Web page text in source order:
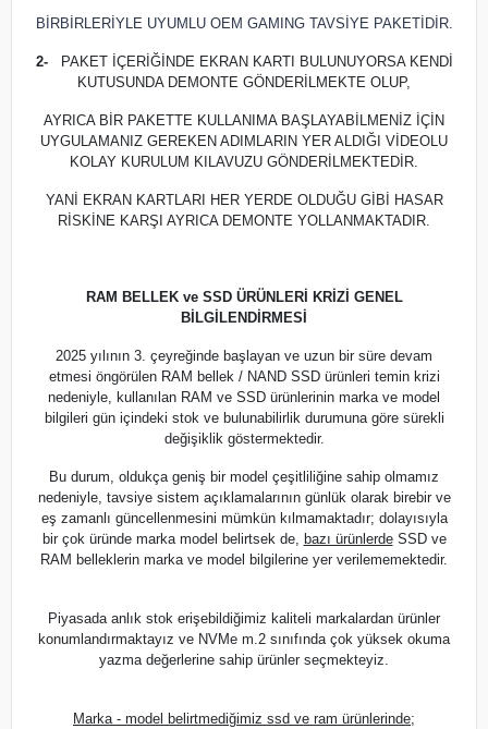
BİRBİRLERİYLE UYUMLU OEM GAMING TAVSİYE PAKETİDİR.
2-
PAKET İÇERİĞİNDE EKRAN KARTI BULUNUYORSA KENDİ
KUTUSUNDA DEMONTE GÖNDERİLMEKTE OLUP,
AYRICA BİR PAKETTE KULLANIMA BAŞLAYABİLMENİZ İÇİN
UYGULAMANIZ GEREKEN ADIMLARIN YER ALDIĞI VİDEOLU
KOLAY KURULUM KILAVUZU GÖNDERİLMEKTEDİR.
YANİ EKRAN KARTLARI HER YERDE OLDUĞU GİBİ HASAR
RİSKİNE KARŞI AYRICA DEMONTE YOLLANMAKTADIR.
RAM BELLEK ve SSD ÜRÜNLERİ KRİZİ GENEL
BİLGİLENDİRMESİ
2025 yılının 3. çeyreğinde başlayan ve uzun bir süre devam
etmesi öngörülen RAM bellek / NAND SSD ürünleri temin krizi
nedeniyle, kullanılan RAM ve SSD ürünlerinin marka ve model
bilgileri gün içindeki stok ve bulunabilirlik durumuna göre sürekli
değişiklik göstermektedir.
Bu durum, oldukça geniş bir model çeşitliliğine sahip olmamız
nedeniyle, tavsiye sistem açıklamalarının günlük olarak birebir ve
eş zamanlı güncellenmesini mümkün kılmamaktadır; dolayısıyla
bir çok üründe marka model belirtsek de, bazı ürünlerdeSSD ve
RAM belleklerin marka ve model bilgilerine yer verilememektedir.
Piyasada anlık stok erişebildiğimiz kaliteli markalardan ürünler
konumlandırmaktayız ve NVMe m.2 sınıfında çok yüksek okuma
yazma değerlerine sahip ürünler seçmekteyiz.
Marka - model belirtmediğimiz ssd ve ram ürünlerinde;